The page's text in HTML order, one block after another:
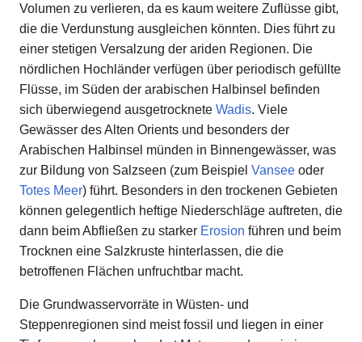
Volumen zu verlieren, da es kaum weitere Zuflüsse gibt,
die die Verdunstung ausgleichen könnten. Dies führt zu
einer stetigen Versalzung der ariden Regionen. Die
nördlichen Hochländer verfügen über periodisch gefüllte
Flüsse, im Süden der arabischen Halbinsel befinden
sich überwiegend ausgetrocknete Wadis. Viele
Gewässer des Alten Orients und besonders der
Arabischen Halbinsel münden in Binnengewässer, was
zur Bildung von Salzseen (zum Beispiel Vansee oder
Totes Meer) führt. Besonders in den trockenen Gebieten
können gelegentlich heftige Niederschläge auftreten, die
dann beim Abfließen zu starker Erosion führen und beim
Trocknen eine Salzkruste hinterlassen, die die
betroffenen Flächen unfruchtbar macht.
Die Grundwasservorräte in Wüsten- und
Steppenregionen sind meist fossil und liegen in einer